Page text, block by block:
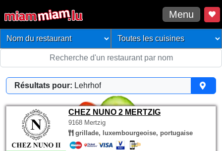
Menu
Résultats pour: Lehrhof
CHEZ NUNO 2 MERTZIG
9168 Mertzig
grillade, luxembourgeoise, portugaise